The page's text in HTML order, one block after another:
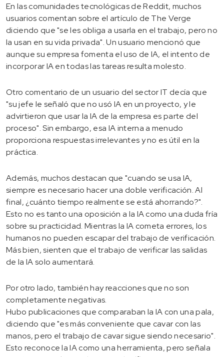
En las comunidades tecnológicas de Reddit, muchos
usuarios comentan sobre el artículo de The Verge
diciendo que "se les obliga a usarla en el trabajo, pero no
la usan en su vida privada". Un usuario mencionó que
aunque su empresa fomenta el uso de IA, el intento de
incorporar IA en todas las tareas resulta molesto.
Otro comentario de un usuario del sector IT decía que
"su jefe le señaló que no usó IA en un proyecto, y le
advirtieron que usar la IA de la empresa es parte del
proceso". Sin embargo, esa IA interna a menudo
proporciona respuestas irrelevantes y no es útil en la
práctica.
Además, muchos destacan que "cuando se usa IA,
siempre es necesario hacer una doble verificación. Al
final, ¿cuánto tiempo realmente se está ahorrando?".
Esto no es tanto una oposición a la IA como una duda fría
sobre su practicidad. Mientras la IA cometa errores, los
humanos no pueden escapar del trabajo de verificación.
Más bien, sienten que el trabajo de verificar las salidas
de la IA solo aumentará.
Por otro lado, también hay reacciones que no son
completamente negativas.
Hubo publicaciones que comparaban la IA con una pala,
diciendo que "es más conveniente que cavar con las
manos, pero el trabajo de cavar sigue siendo necesario".
Esto reconoce la IA como una herramienta, pero señala